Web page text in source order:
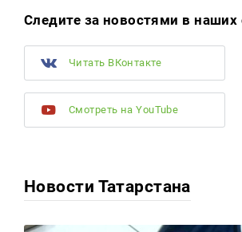
Следите за новостями в наших
Читать ВКонтакте
Смотреть на YouTube
Новости Татарстана